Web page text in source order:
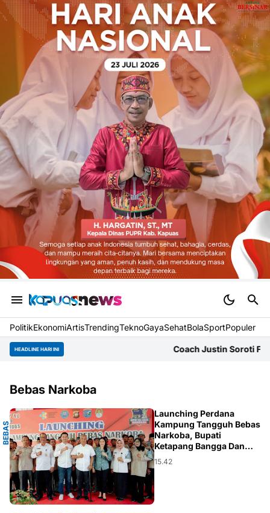
PolitikEkonomiArtisTrendingTeknoGayaSehatBolaSportPopuler
HEADLINE HARI INI Coach Justin Soroti Formasi 3
Bebas Narkoba
B
E
B
A
S
N
A
R
K
O
BA
Launching Perdana
Kampung Tangguh Bebas
Narkoba, Bupati
Ketapang Bangga Dan
Terharu
15.42